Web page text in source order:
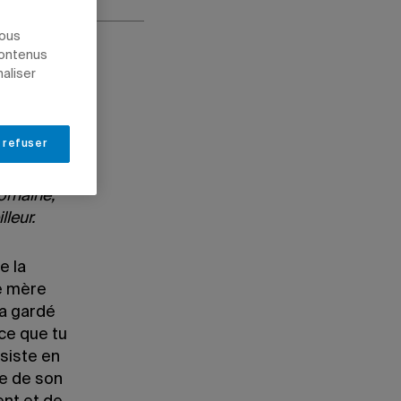
la
mère
gardé
que tu
en
de son
refuser